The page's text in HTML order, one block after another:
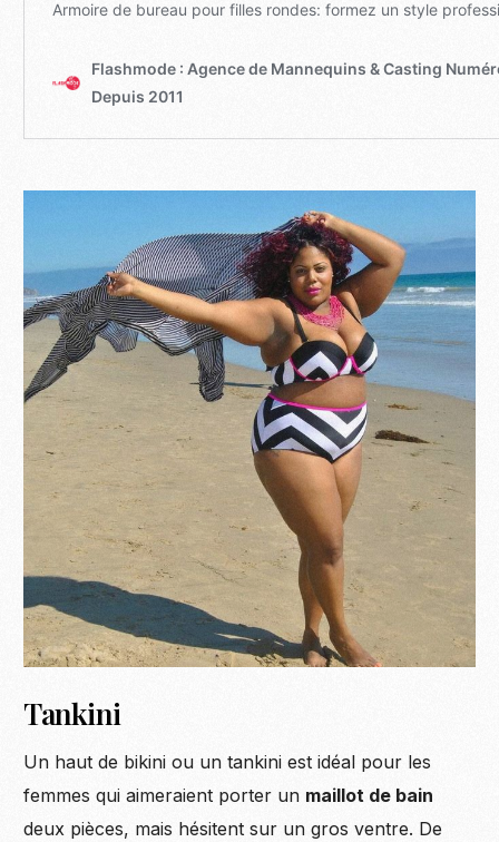
Tankini
Un haut de bikini ou un tankini est idéal pour les
femmes qui aimeraient porter un maillot de bain
deux pièces, mais hésitent sur un gros ventre. De